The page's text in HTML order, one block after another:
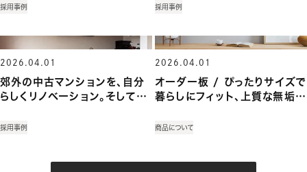
採用事例 採用事例
2026.04.01
郊外の中古マンションを、自分
らしくリノベーション。そして見
採用事例
2026.04.01
オーダー板 / ぴったりサイズで
暮らしにフィット、上質な無垢集
商品について